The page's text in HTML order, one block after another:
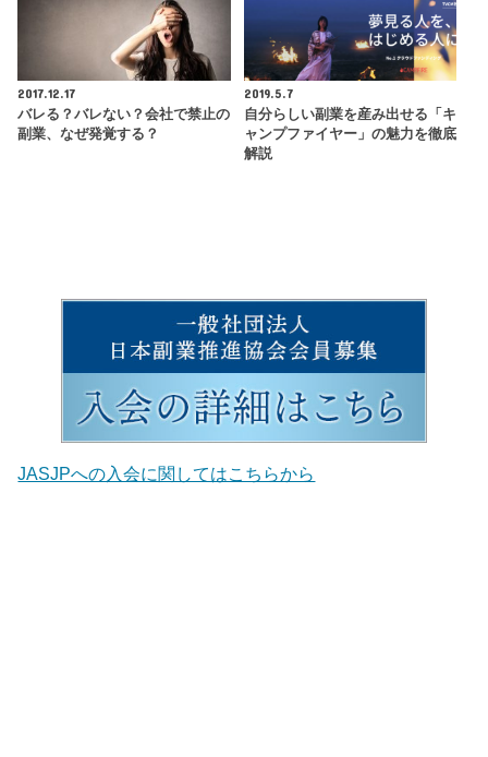
2017.12.17
バレる？バレない？会社で禁止の
副業、なぜ発覚する？
2019.5.7
自分らしい副業を産み出せる「キ
ャンプファイヤー」の魅力を徹底
解説
JASJPへの入会に関してはこちらから